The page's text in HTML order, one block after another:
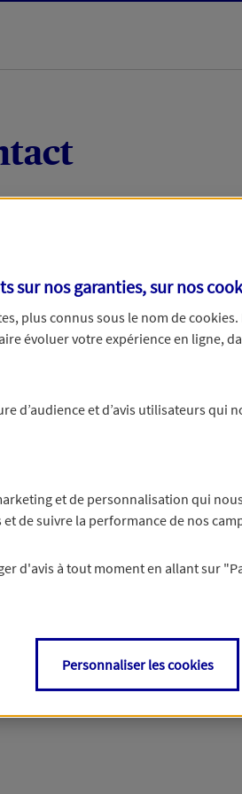
Pour plus d’informations,
sur nos garanties, sur nos
plus connus sous le nom decookies
évoluer votre expérience en ligne,
d’audience et d’avis utilisateurs qui
et de personnalisation qui
de suivre la performance de nos
d'avis à tout moment en allant sur
Personnaliser les cookies